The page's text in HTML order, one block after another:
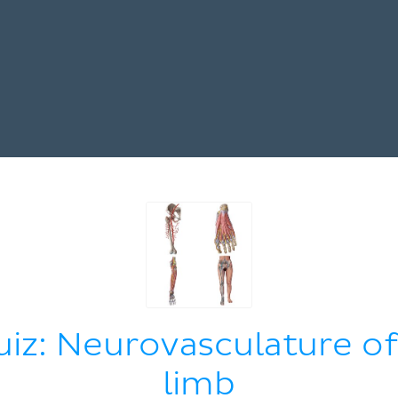
Neurovasculature
limb